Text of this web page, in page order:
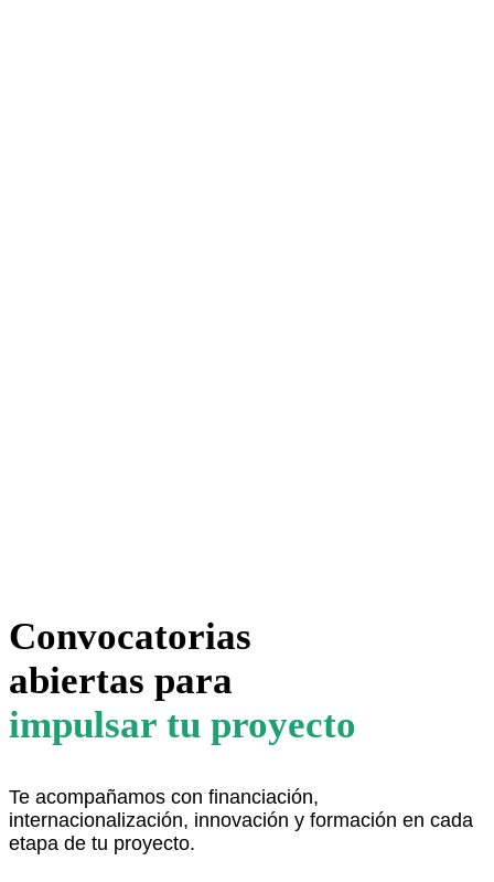
Convocatorias
abiertas para
impulsar tu proyecto
Te acompañamos con financiación,
internacionalización, innovación y formación en cada
etapa de tu proyecto.